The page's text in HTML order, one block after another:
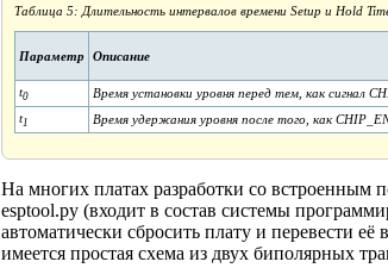
Таблица 5: Длительность интервалов времени Setup и Hold
Параметр Описание
t0 Время установки уровня перед тем, как сигнал
t1 Время удержания уровня после того, как
На многих платах разработки со встроенным
esptool.py (входит в состав системы
автоматически сбросить плату и перевести
имеется простая схема из двух биполярных